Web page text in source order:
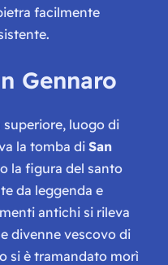
facilmente
Gennaro
superiore, luogo di
la tomba diSan
la figura del santo
da leggenda e
antichi si rileva
divenne vescovo di
si è tramandato morì